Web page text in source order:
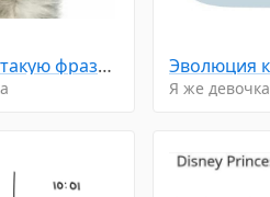
Услышала такую фразу: "Деньги любят тишину"... Затаилась... Жду...
Я же девочка